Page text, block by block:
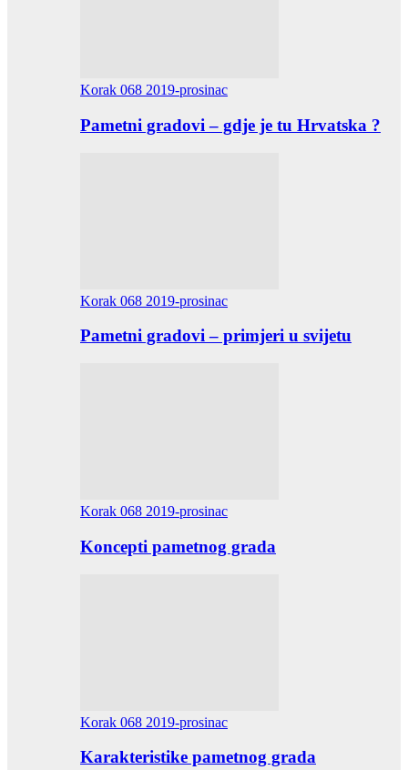
Korak 068 2019-prosinac
Pametni gradovi – gdje je tu Hrvatska ?
Korak 068 2019-prosinac
Pametni gradovi – primjeri u svijetu
Korak 068 2019-prosinac
Koncepti pametnog grada
Korak 068 2019-prosinac
Karakteristike pametnog grada